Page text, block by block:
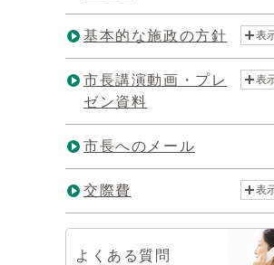
基本的な施政の方針 表
市長講演動画・プレ
ゼン資料
表
市長へのメール
交際費 表
よくある質問